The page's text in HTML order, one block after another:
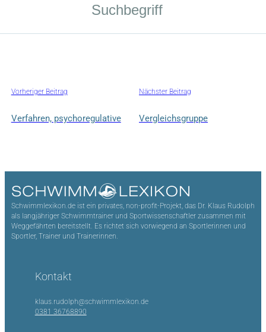
Vorheriger Beitrag
Verfahren, psychoregulative
Nächster Beitrag
Vergleichsgruppe
Schwimmlexikon.de ist ein privates, non-profit-Projekt, das Dr. Klaus Rudolph
als langjähriger Schwimmtrainer und Sportwissenschaftler zusammen mit
Weggefährten bereitstellt. Es richtet sich vorwiegend an Sportlerinnen und
Sportler, Trainer und Trainerinnen.
Kontakt
klaus.rudolph@schwimmlexikon.de
0381 36768890